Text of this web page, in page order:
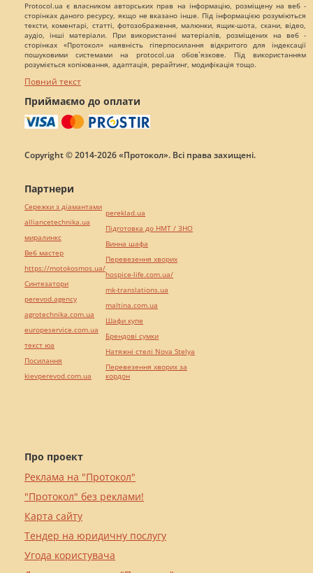
Protocol.ua є власником авторських прав на інформацію, розміщену на веб -
сторінках даного ресурсу, якщо не вказано інше. Під інформацією розуміються
тексти, коментарі, статті, фотозображення, малюнки, ящик-шота, скани, відео,
аудіо, інші матеріали. При використанні матеріалів, розміщених на веб -
сторінках «Протокол» наявність гіперпосилання відкритого для індексації
пошуковими системами на protocol.ua обов`язкове. Під використанням
розуміється копіювання, адаптація, рерайтинг, модифікація тощо.
Повний текст
Приймаємо до оплати
Copyright © 2014-2026 «Протокол». Всі права захищені.
Про проект
Реклама на "Протокол"
"Протокол" без реклами!
Карта сайту
Тендер на юридичну послугу
Угода користувача
Партнери
Сережки з діамантами
alliancetechnika.ua
миралинкс
Веб мастер
https://motokosmos.ua/
Синтезатори
perevod.agency
agrotechnika.com.ua
europeservice.com.ua
текст юа
Посилання
kievperevod.com.ua
pereklad.ua
Підготовка до НМТ / ЗНО
Винна шафа
Перевезення хворих
hospice-life.com.ua/
mk-translations.ua
maltina.com.ua
Шафи купе
Брендові сумки
Натяжні стелі Nova Stelya
Перевезення хворих за
кордон